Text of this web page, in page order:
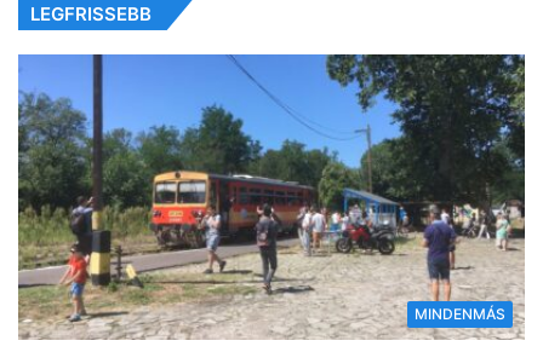
LEGFRISSEBB
MINDENMÁS